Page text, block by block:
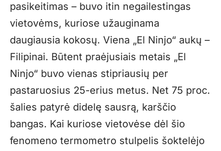
pasikeitimas – buvo itin negailestingas
vietovėms, kuriose užauginama
daugiausia kokosų. Viena „El Ninjo“ aukų –
Filipinai. Būtent praėjusiais metais „El
Ninjo“ buvo vienas stipriausių per
pastaruosius 25-erius metus. Net 75 proc.
šalies patyrė didelę sausrą, karščio
bangas. Kai kuriose vietovėse dėl šio
fenomeno termometro stulpelis šoktelėjo